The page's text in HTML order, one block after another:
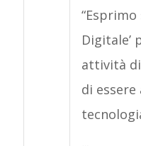
Digitale’
attività
di